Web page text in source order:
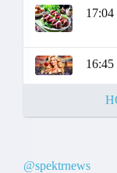
17:04
16:45
@spektrnews